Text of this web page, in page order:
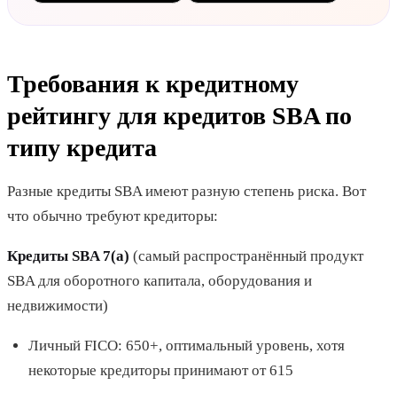
Требования к кредитному
рейтингу для кредитов SBA по
типу кредита
Разные кредиты SBA имеют разную степень риска. Вот
что обычно требуют кредиторы:
Кредиты SBA 7(a) (самый распространённый продукт
SBA для оборотного капитала, оборудования и
недвижимости)
Личный FICO: 650+, оптимальный уровень, хотя
некоторые кредиторы принимают от 615